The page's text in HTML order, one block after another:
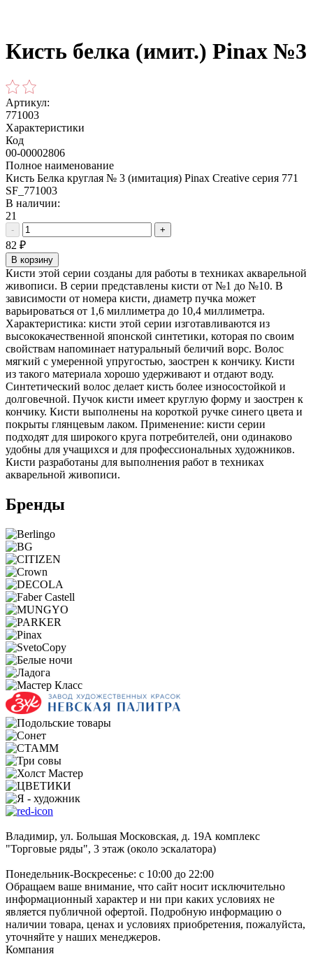
Кисть белка (имит.) Pinax №3
Артикул:
771003
Характеристики
Код
00-00002806
Полное наименование
Кисть Белка круглая № 3 (имитация) Рinax Creative серия 771
SF_771003
В наличии:
21
- +
82 ₽
В корзину
Кисти этой серии созданы для работы в техниках акварельной
живописи. В серии представлены кисти от №1 до №10. В
зависимости от номера кисти, диаметр пучка может
варьироваться от 1,6 миллиметра до 10,4 миллиметра.
Характеристика: кисти этой серии изготавливаются из
высококачественной японской синтетики, которая по своим
свойствам напоминает натуральный беличий ворс. Волос
мягкий с умеренной упругостью, заострен к кончику. Кисти
из такого материала хорошо удерживают и отдают воду.
Синтетический волос делает кисть более износостойкой и
долговечной. Пучок кисти имеет круглую форму и заострен к
кончику. Кисти выполнены на короткой ручке синего цвета и
покрыты глянцевым лаком. Применение: кисти серии
подходят для широкого круга потребителей, они одинаково
удобны для учащихся и для профессиональных художников.
Кисти разработаны для выполнения работ в техниках
акварельной живописи.
Бренды
Владимир, ул. Большая Московская, д. 19А комплекс
"Торговые ряды", 3 этаж (около эскалатора)
Понедельник-Воскресенье: с 10:00 до 22:00
Обращаем ваше внимание, что сайт носит исключительно
информационный характер и ни при каких условиях не
является публичной офертой. Подробную информацию о
наличии товара, ценах и условиях приобретения, пожалуйста,
уточняйте у наших менеджеров.
Компания